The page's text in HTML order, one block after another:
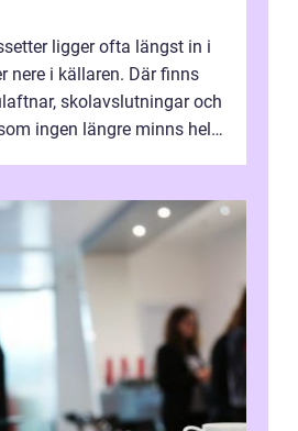
ligger ofta längst in i
nere i källaren. Där finns
skolavslutningar och
ingen längre minns helt.